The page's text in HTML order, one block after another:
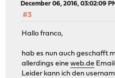
December 06, 2016, 03:02:09
#3
Hallo franco,
hab es nun auch geschafft
allerdings eineweb.de
Leider kann ich den